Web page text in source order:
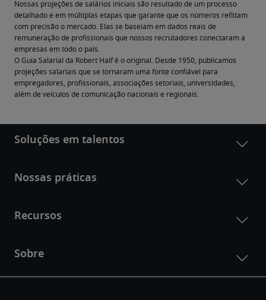
Nossas projeções de salários iniciais são resultado de um processo
detalhado e em múltiplas etapas que garante que os números reflitam
com precisão o mercado. Elas se baseiam em dados reais de
remuneração de profissionais que nossos recrutadores conectaram a
empresas em todo o país.
O Guia Salarial da Robert Half é o original. Desde 1950, publicamos
projeções salariais que se tornaram uma fonte confiável para
empregadores, profissionais, associações setoriais, universidades,
além de veículos de comunicação nacionais e regionais.